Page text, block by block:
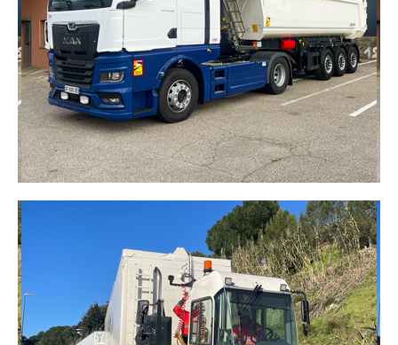
permet de réduire votre empreinte carbone tout en
optimisant vos coûts logistiques.​
DÉCOUVRIR
SEMI REMORQUE BENNE
Idéale pour le transport de matériaux en vrac
(terre, gravats, sable, céréales…), la semi-remorque
benne allie robustesse et praticité. Son système de
basculement facilite le déchargement rapide et